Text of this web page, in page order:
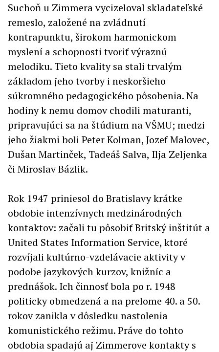
Suchoň u Zimmera vycizeloval skladateľské
remeslo, založené na zvládnutí
kontrapunktu, širokom harmonickom
myslení a schopnosti tvoriť výraznú
melodiku. Tieto kvality sa stali trvalým
základom jeho tvorby i neskoršieho
súkromného pedagogického pôsobenia. Na
hodiny k nemu domov chodili maturanti,
pripravujúci sa na štúdium na VŠMU; medzi
jeho žiakmi boli Peter Kolman, Jozef Malovec,
Dušan Martinček, Tadeáš Salva, Ilja Zeljenka
či Miroslav Bázlik.
Rok 1947 priniesol do Bratislavy krátke
obdobie intenzívnych medzinárodných
kontaktov: začali tu pôsobiť Britský inštitút a
United States Information Service, ktoré
rozvíjali kultúrno-vzdelávacie aktivity v
podobe jazykových kurzov, knižníc a
prednášok. Ich činnosť bola po r. 1948
politicky obmedzená a na prelome 40. a 50.
rokov zanikla v dôsledku nastolenia
komunistického režimu. Práve do tohto
obdobia spadajú aj Zimmerove kontakty s